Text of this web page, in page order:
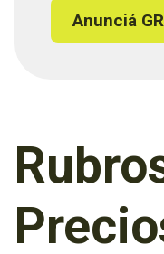
Anunciá